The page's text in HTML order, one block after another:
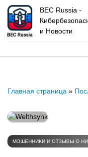
BEC Russia -
и Новости
Главная страница »
МОШЕННИКИ И ОТЗЫВЫ О